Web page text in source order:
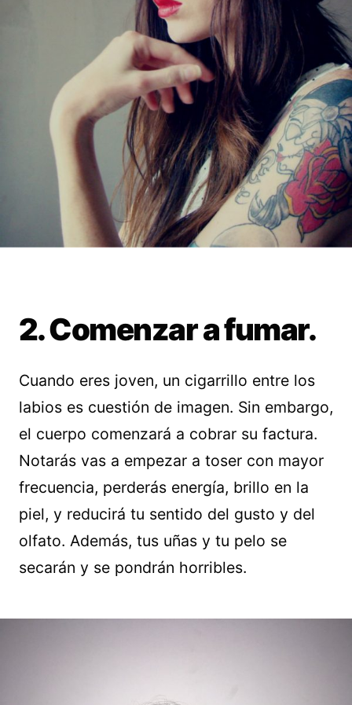
2. Comenzar a fumar.
Cuando eres joven, un cigarrillo entre los
labios es cuestión de imagen. Sin embargo,
el cuerpo comenzará a cobrar su factura.
Notarás vas a empezar a toser con mayor
frecuencia, perderás energía, brillo en la
piel, y reducirá tu sentido del gusto y del
olfato. Además, tus uñas y tu pelo se
secarán y se pondrán horribles.